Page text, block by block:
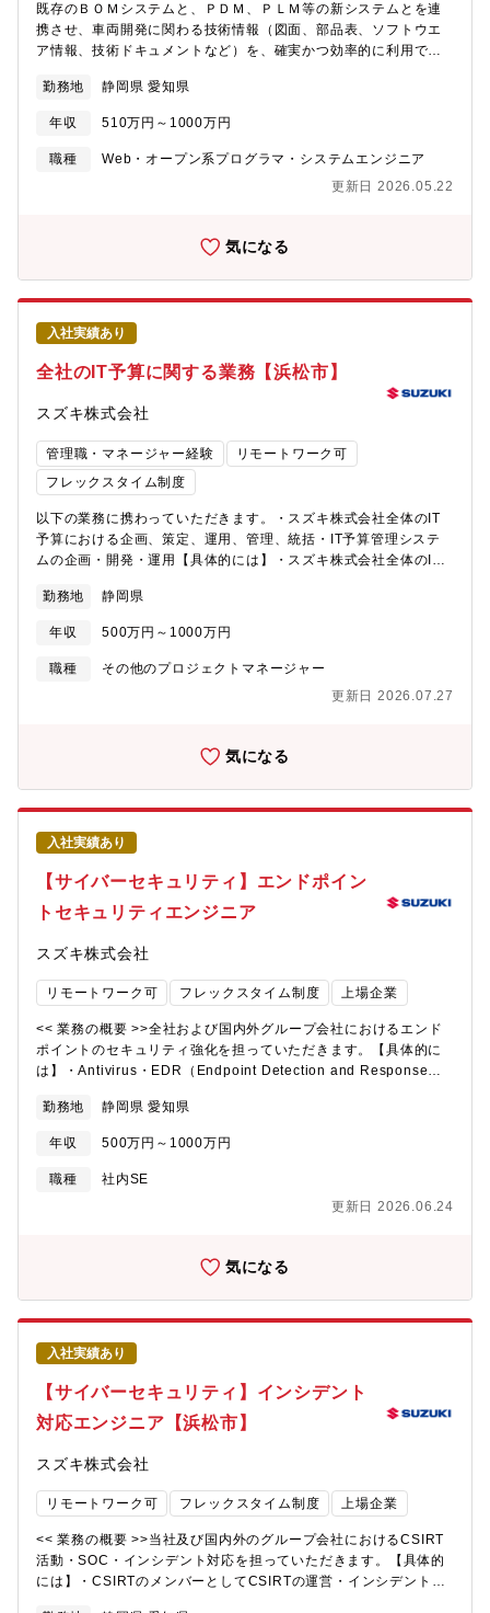
識・技術】ITベンダーマネージメント スキル【環境】 基本は浜松
駅北オフィス勤務ですが、都合により在宅も可。年数回海外出張
があります。（インド）<< スズキならではの仕事のやりがい >>
本取り組みは、弊社インド子会社との協業で進めています。IT部
じ、世界に通用する人材を目指せます。
既存のＢＯＭシステムと、ＰＤＭ、ＰＬＭ等の新システムとを連
携させ、車両開発に関わる技術情報（図面、部品表、ソフトウエ
ア情報、技術ドキュメントなど）を、確実かつ効率的に利用でき
理の為のＳＢＯＭの必要要件を理解し、次世代システムに組み込
むべき項目を洗い出す。・既存ＢＯＭシステムおよびＰＤＭ、Ｐ
ＬＭ等の新システムの特徴を理解し、 図面・部品表などの技術
情報の効率的な運用・管理ルールを立案する。・システム部門と
＞四輪、二輪、船外機、電動車いすといったスズキ全体の車両開
基盤戦略部における増員募集です。ＥＶ化、サイバーセキュリテ
ィ法規導入などの影響で、管理対象が機械部品からソフト中心に
変化しており、技術情報管理の運用ルールおよびシステムの改善
が急務となっています。品質・生産性・法令遵守を維持し、競争
力のある製品の市場への提供を下支えするプロフェッショナルな
人材を求めています。＜部門のミッション、ビジョン＞お客様の
ために前を見た意識と行動を。今までのやり方に拘らず、より良
い、やりやすい方法に変えていく。＜配属部署＞・配属される部
門名称 ：技術戦略本部 技術基盤戦略部・配属拠点：本社・フ
レックス適用：有 ・就業時間：フレキシブルタイム 6:30～
22:00（標準労働時間 8時
在宅勤務利用状況：業務によって調整可 ＜入社後の教育
体制＞・部門内で定めた係別の必要知識の教育（E-learning中
心）・外国人研修生との英会話＜キャリアプラン＞【役職】グル
ープや部をリードする職位へキャリアアップすることができま
す。【キャリアプランの例】図面チームの係長として入社し、３
～５年後に管理職に昇進【身に着けられる知識・技術・能力】・
車サイバーセキュリティ法規およびＳＢＯＭに関する知識・多種
を具現化（システム化）する能力【環境】 基本は本社勤務です
が、希望により、海外駐在にもチャレンジすることができま
にも挑戦できる機会が与えられる。役員、部長役員までの隔たり
勤務地 静岡県 愛知県
年収 510万円～1000万円
職種
Web・オープン系プログラマ・システムエンジニア
更新日 2026.05.22
気になる
入社実績あり
全社のIT予算に関する業務【浜松市】
スズキ株式会社
管理職・マネージャー経験
リモートワーク可
フレックスタイム制度
以下の業務に携わっていただきます。・スズキ株式会社全体のIT
予算における企画、策定、運用、管理、統括・IT予算管理システ
ムの企画・開発・運用【具体的には】・スズキ株式会社全体のIT
期方針策定 〇 翌年度ＩＴ予算の企画、業務部門への説明及び申
請取りまとめ、全社ＩＴ予算策定 〇 ＩＴ予算の予実管理、定期
報告 〇 ＩＴ予算に関する業務改善 〇 グローバル（スズキグル
ープ）でのＩＴ予算管理、方針策定・IT予算管理システムの企
管理＜＜採用背景 ＞＞ＩＴ予算について、従来のスズキ株式会社
策定、ガバナンス強化が必要になってきました。ＩＴ予算関連業
務を強化するに当たり、ＩＴスキルを有し、上記の業務を実施で
きる人材を募集いたします。 ＜＜部門のミッション、PR＞＞・適
切なIT投資を実現する事で企業活動を維持、発展させます。・会
社経営の要となるIT投資に関わることで、IT技術者としてだけでな
く、 財務や経営の視点を持つスタッフとして成長できます。＜
＜ 入社後の教育体制 ＞＞OJTで業務の立ち上がりをサポートしま
す。各自のご経験や状況に応じて、社内外の研修に受講いただく
ことも可能です。社内には以下のような研修・教育がありま
研鑽プログラム：英会話やプログラミング、その他業務で必要な
知識、 ビジネススキルなど受講できるも
のなど多数あります。＜＜キャリアプラン ＞＞・役
ャリアアップすることができます。・身に着けられる知識・技
術 ：予算全般の運用・管理・統制手法、しくみ・環
境 ： 基本は浜松駅北オフィス勤務です＜
＜スズキならではの仕事のやりがい ＞＞社内外の様々なシステム
ションを通じ、将来に生きる人脈形成が行えます。＜＜ 求める人
にも地道に取り組むことができる。【歓迎要件】■IT関係資格取得
者歓迎します（基本/応用情報技術者試験、Microsoft認定資格他）
勤務地 静岡県
年収 500万円～1000万円
職種
その他のプロジェクトマネージャー
更新日 2026.07.27
気になる
入社実績あり
【サイバーセキュリティ】エンドポイン
トセキュリティエンジニア
スズキ株式会社
リモートワーク可 フレックスタイム制度 上場企業
<< 業務の概要 >>全社および国内外グループ会社におけるエンド
ポイントのセキュリティ強化を担っていただきます。【具体的に
は】・Antivirus・EDR（Endpoint Detection and Response）
>>昨今、サイバー攻撃により社内システムに障害が発生し、生産
停止や事業継続に影響が出る会社が増えており、当社や関連会社
におけるセキュリティ対策強化が喫緊の課題となっています。<<
部門のミッション、ビジョン >>グローバルに展開する事業活動を
キュリティ戦略を推進しています。社内及び国内外グループ会社
会社のメンバーと共にグループのセキュリティ強化を進めていま
す。<< 配属部署 >>・配属される部門名称： IT本部 IT基盤部
IT基盤部の中でサイバーセキュリティを担当するチームに配属予
定です。 20代・30代の若いメンバーが多く、協力しながら熱心
に仕事に取り組んでいます。 関係がフラットでコミュニケーシ
ョンがしやすく、キャリア採用の方でもすぐに活躍ができる職場
で、困ったことがあればすぐに上長や課員に伝えられます。・配
属拠点：浜松駅北オフィス・フレックス適用：有・就業時間：フ
レキシブルタイム 6:30～22:00（標準労働時間 8時間）・在宅勤
ら週1程度の人まで様々です。<< 入社後の教育体制 >>OJTで業務
の立ち上がりをサポートします。各自のご経験や状況に応じて、
社内外の研修に受講いただくことも可能です。社内には以下のよ
修 等・自己研鑽プログラム：英会話やプログラミング、その他
業務で必要な知識、ビジネススキルなど受講できるものなど多数
あります。<< キャリアプラン >>【役職】係長、将来的に管理職
勤務地 静岡県 愛知県
年収 500万円～1000万円
職種
社内SE
更新日 2026.06.24
気になる
入社実績あり
【サイバーセキュリティ】インシデント
対応エンジニア【浜松市】
スズキ株式会社
リモートワーク可 フレックスタイム制度 上場企業
<< 業務の概要 >>当社及び国内外のグループ会社におけるCSIRT
活動・SOC・インシデント対応を担っていただきます。【具体的
には】・CSIRTのメンバーとしてCSIRTの運営・インシデントの